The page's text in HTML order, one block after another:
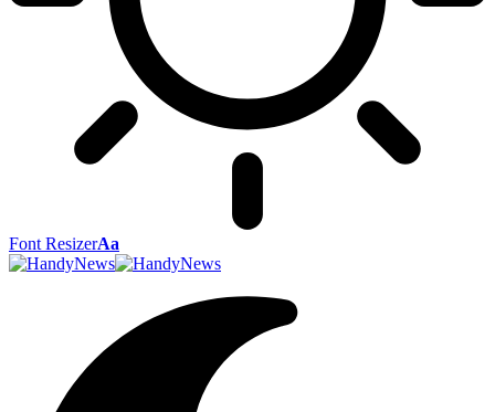
Font ResizerAa